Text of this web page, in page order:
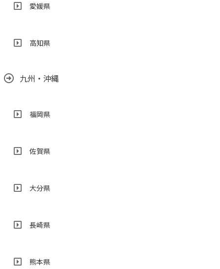
愛媛県
高知県
九州・沖縄
福岡県
佐賀県
大分県
長崎県
熊本県